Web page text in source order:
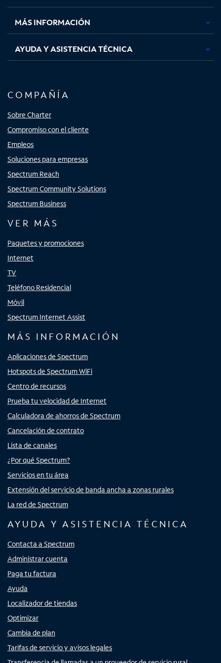
nuevanuevanuevanueva
MÁS INFORMACIÓN
AYUDA Y ASISTENCIA TÉCNICA
COMPAÑÍA
Sobre Charter
Compromiso con el cliente
Empleos
Soluciones para empresas
Spectrum Reach
Spectrum Community Solutions
Spectrum Business
VER MÁS
Paquetes y promociones
Internet
TV
Teléfono Residencial
Móvil
Spectrum Internet Assist
MÁS INFORMACIÓN
Aplicaciones de Spectrum
Hotspots de Spectrum WiFi
Centro de recursos
Prueba tu velocidad de Internet
Calculadora de ahorros de Spectrum
Cancelación de contrato
Lista de canales
¿Por qué Spectrum?
Servicios en tu área
Extensión del servicio de banda ancha a zonas rurales
La red de Spectrum
AYUDA Y ASISTENCIA TÉCNICA
Contacta a Spectrum
Administrar cuenta
Paga tu factura
Ayuda
Localizador de tiendas
Optimizar
Cambia de plan
Tarifas de servicio y avisos legales